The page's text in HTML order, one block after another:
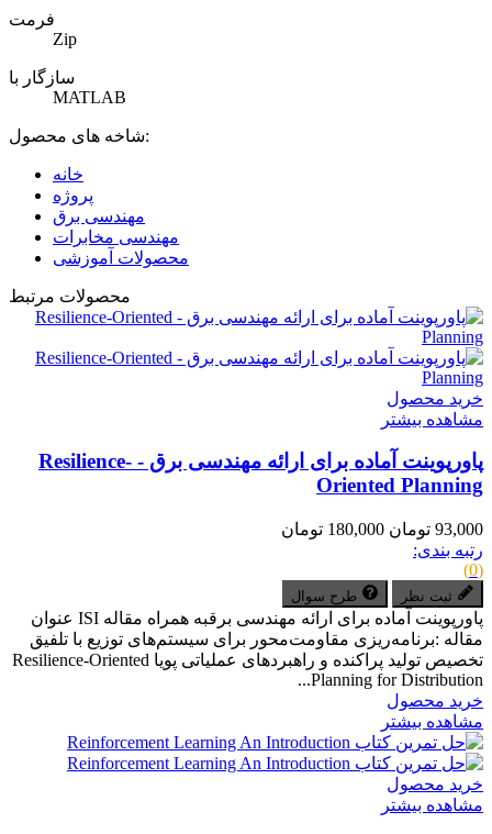
فرمت
Zip
سازگار با
MATLAB
شاخه های محصول:
خانه
پروژه
مهندسی برق
مهندسی مخابرات
محصولات آموزشی
محصولات مرتبط
خرید محصول
مشاهده بیشتر
پاورپوینت آماده برای ارائه مهندسی برق - Resilience-
Oriented Planning
93,000 تومان
180,000 تومان
رتبه بندی:
(0)
ثبت نظر طرح سوال
پاورپوینت آماده برای ارائه مهندسی برقبه همراه مقاله ISI عنوان
مقاله :برنامه‌ریزی مقاومت‌محور برای سیستم‌های توزیع با تلفیق
تخصیص تولید پراکنده و راهبردهای عملیاتی پویا Resilience-Oriented
Planning for Distribution...
خرید محصول
مشاهده بیشتر
خرید محصول
مشاهده بیشتر